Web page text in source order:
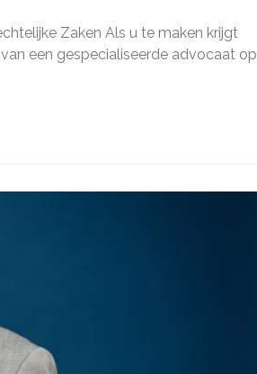
Zaken Als u te maken krijgt
een gespecialiseerde advocaat op